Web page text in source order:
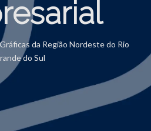
da Região Nordeste do Rio
do Sul